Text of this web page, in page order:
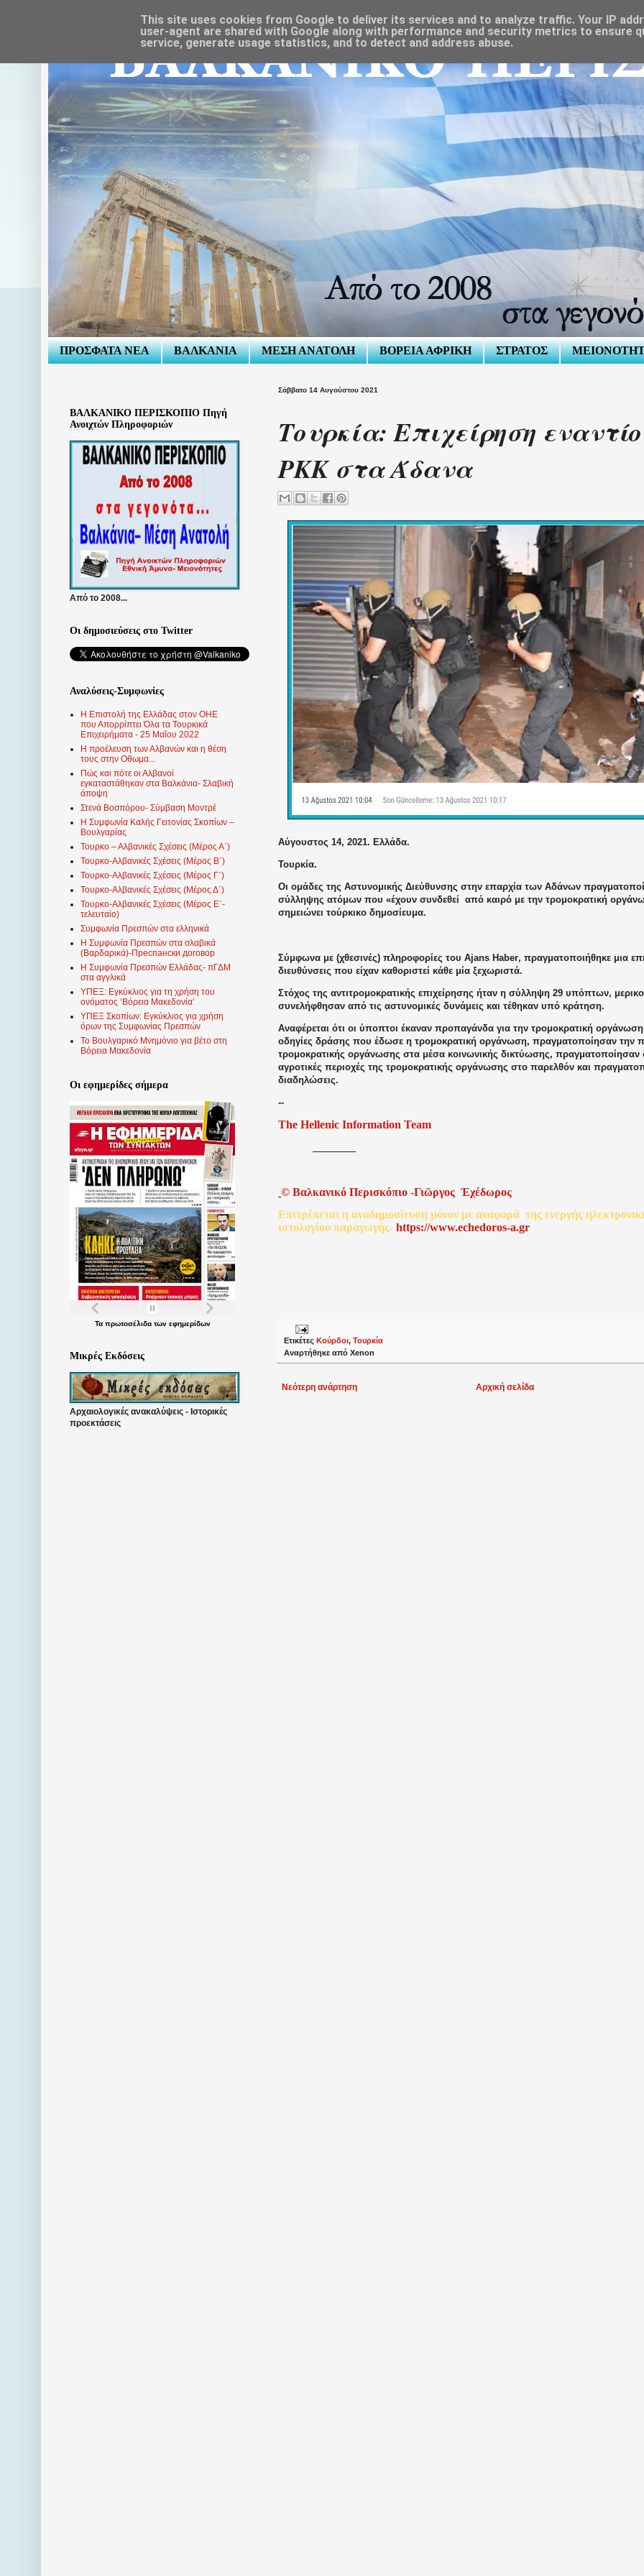
ΠΡΟΣΦΑΤΑ ΝΕΑ ΒΑΛΚΑΝΙΑ ΜΕΣΗ ΑΝΑΤΟΛΗ ΒΟΡΕΙΑ ΑΦΡΙΚΗ ΣΤΡΑΤΟΣ
Σάββατο 14 Αυγούστου 2021
Τουρκία: Επιχείρηση
PKK στα Άδανα
Αύγουστος 14, 2021. Ελλάδα.
Τουρκία.
Οι ομάδες της Αστυνομικής Διεύθυνσης στην επαρχία των Αδάνων
σύλληψης ατόμων που «έχουν συνδεθεί από καιρό με την τρομοκρατική
σημειώνει τούρκικο δημοσίευμα.
Σύμφωνα με (χθεσινές) πληροφορίες του Ajans Haber, πραγματοποιήθηκε μια
διευθύνσεις που είχαν καθοριστεί κάθε μία ξεχωριστά.
Στόχος της αντιτρομοκρατικής επιχείρησης ήταν η σύλληψη 29 υπόπτων,
συνελήφθησαν από τις αστυνομικές δυνάμεις και τέθηκαν υπό κράτηση.
Αναφέρεται ότι οι ύποπτοι έκαναν προπαγάνδα για την τρομοκρατική
οδηγίες δράσης που έδωσε η τρομοκρατική οργάνωση, πραγματοποίησαν την
τρομοκρατικής οργάνωσης στα μέσα κοινωνικής δικτύωσης, πραγματοποίησαν
αγροτικές περιοχές της τρομοκρατικής οργάνωσης στο παρελθόν και
διαδηλώσεις.
--
The Hellenic Information Team
© Βαλκανικό Περισκόπιο -Γιῶργος Ἐχέδωρος
Επιτρέπεται η αναδημοσίευση μόνον με αναφορά της ενεργής
ιστολογίου παραγωγής- https://www.echedoros-a.gr
Ετικέτες Κούρδοι, Τουρκία
Αναρτήθηκε από Xenon
Νεότερη ανάρτηση Αρχική σελίδα
ΒΑΛΚΑΝΙΚΟ ΠΕΡΙΣΚΟΠΙΟ Πηγή
Ανοιχτών Πληροφοριών
Από το 2008...
Οι δημοσιεύσεις στο Twitter
Αναλύσεις-Συμφωνίες
Η Επιστολή της Ελλάδας στον ΟΗΕ
που Απορρίπτει Όλα τα Τουρκικά
Επιχειρήματα - 25 Μαΐου 2022
Η προέλευση των Αλβανών και η θέση
τους στην Οθωμα...
Πώς και πότε οι Αλβανοί
εγκαταστάθηκαν στα Βαλκάνια- Σλαβική
άποψη
Στενά Βοσπόρου- Σύμβαση Μοντρέ
Η Συμφωνία Καλής Γειτονίας Σκοπίων –
Βουλγαρίας
Τουρκο – Αλβανικές Σχέσεις (Mέρος Α΄)
Τουρκο-Αλβανικές Σχέσεις (Μέρος Β΄)
Τουρκο-Αλβανικές Σχέσεις (Μέρος Γ΄)
Τουρκο-Αλβανικές Σχέσεις (Μέρος Δ΄)
Τουρκο-Αλβανικές Σχέσεις (Μέρος Ε΄-
τελευταίο)
Συμφωνία Πρεσπών στα ελληνικά
Η Συμφωνία Πρεσπών στα σλαβικά
(Βαρδαρικά)-Преспански договор
Η Συμφωνία Πρεσπών Ελλάδας- πΓΔΜ
στα αγγλικά
ΥΠΕΞ: Εγκύκλιος για τη χρήση του
ονόματος ‘Βόρεια Μακεδονία’
ΥΠΕΞ Σκοπίων: Εγκύκλιος για χρήση
όρων της Συμφωνίας Πρεσπών
Το Βουλγαρικό Μνημόνιο για βέτο στη
Βόρεια Μακεδονία
Οι εφημερίδες σήμερα
Τα πρωτοσέλιδατων εφημερίδων
Μικρές Εκδόσεις
Αρχαιολογικές ανακαλύψεις - Ιστορικές
προεκτάσεις
This site uses cookies from Google to deliver its services and to analyze traffic. Your IP
user-agent are shared with Google along with performance and security metrics to ensure
service, generate usage statistics, and to detect and address abuse.